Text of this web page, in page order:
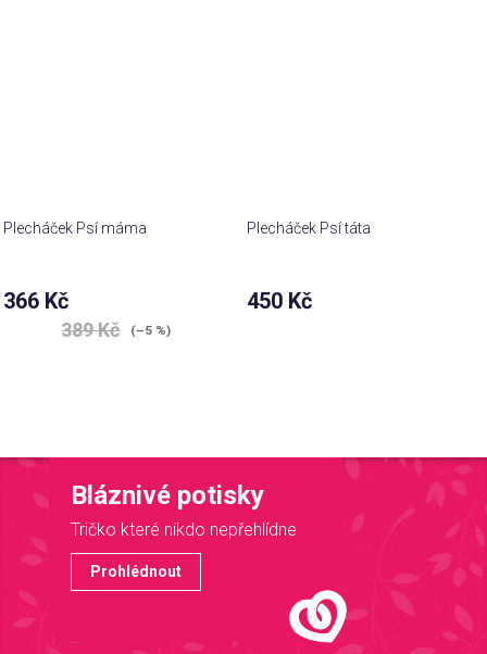
Plecháček Psí máma
366 Kč
389 Kč (–5 %)
Plecháček Psí táta
450 Kč
Bláznivé potisky
Tričko které nikdo nepřehlídne
Prohlédnout